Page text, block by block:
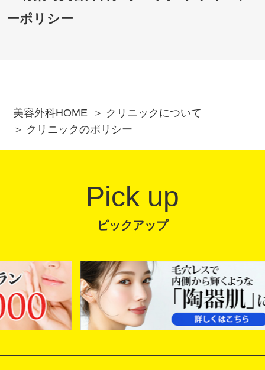
ーポリシー
美容外科HOME
クリニックについて
クリニックのポリシー
Pick up
ピックアップ